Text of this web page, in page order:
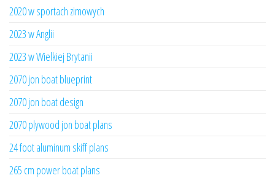
2020 w sportach zimowych
2023 w Anglii
2023 w Wielkiej Brytanii
2070 jon boat blueprint
2070 jon boat design
2070 plywood jon boat plans
24 foot aluminum skiff plans
265 cm power boat plans